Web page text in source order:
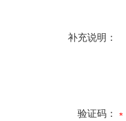
补充说明：
验证码：